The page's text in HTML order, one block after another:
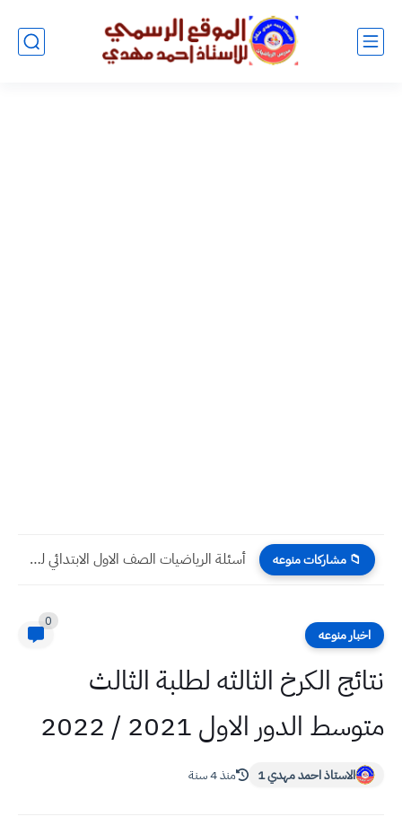
📁 مشاركات منوعه جميع قوانين الرياضيات للصف السادس الابتدائي يجب حفظها للامتحان الوزاري
اخبار منوعه
0
نتائج الكرخ الثالثه لطلبة الثالث
متوسط الدور الاول 2021 / 2022
الاستاذ احمد مهدي 1 منذ 4 سنة